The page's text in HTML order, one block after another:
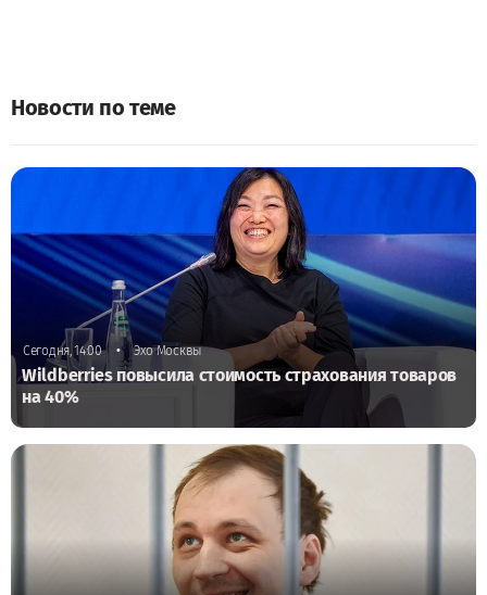
Новости по теме
Сегодня, 14:00 • Эхо Москвы
Wildberries повысила стоимость страхования товаров
на 40%